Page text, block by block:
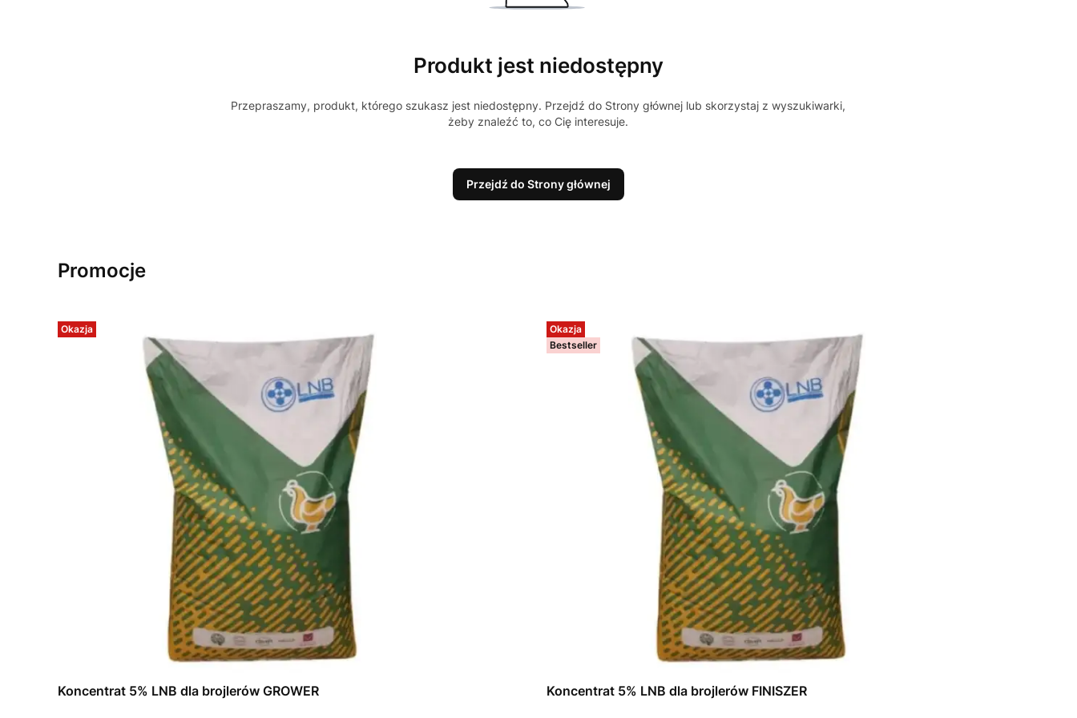
Produkt jest niedostępny
Przepraszamy, produkt, którego szukasz jest niedostępny. Przejdź do Strony głównej lub skorzystaj z wyszukiwarki,
żeby znaleźć to, co Cię interesuje.
Przejdź do Strony głównej
Promocje
Okazja
Koncentrat 5% LNB dla brojlerów GROWER
Okazja
Bestseller
Koncentrat 5% LNB dla brojlerów FINISZER